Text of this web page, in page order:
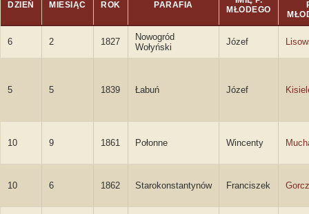
DZIEŃ MIESIĄC ROK PARAFIA
MŁODEGO
6 2 1827
Nowogród
Wołyński
Józef
5 5 1839 Łabuń Józef
10 9 1861 Połonne Wincenty
10 6 1862 Starokonstantynów Franciszek